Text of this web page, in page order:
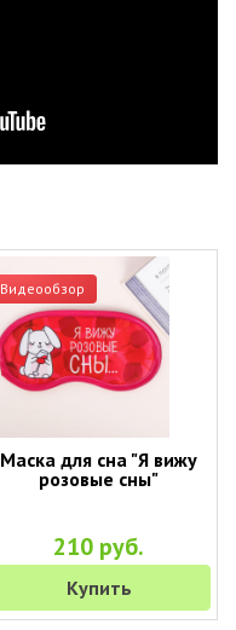
Видеообзор
Маска для сна "Я вижу
розовые сны"
210 руб.
Купить